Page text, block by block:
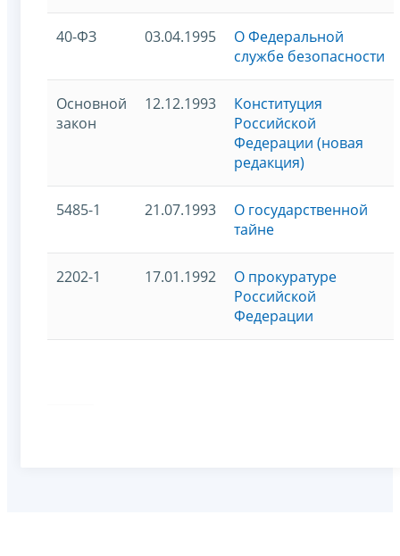
40-ФЗ 03.04.1995
О Федеральной
службе безопасности
Основной
закон
12.12.1993
Конституция
Российской
Федерации (новая
редакция)
5485-1 21.07.1993
О государственной
тайне
2202-1 17.01.1992
О прокуратуре
Российской
Федерации